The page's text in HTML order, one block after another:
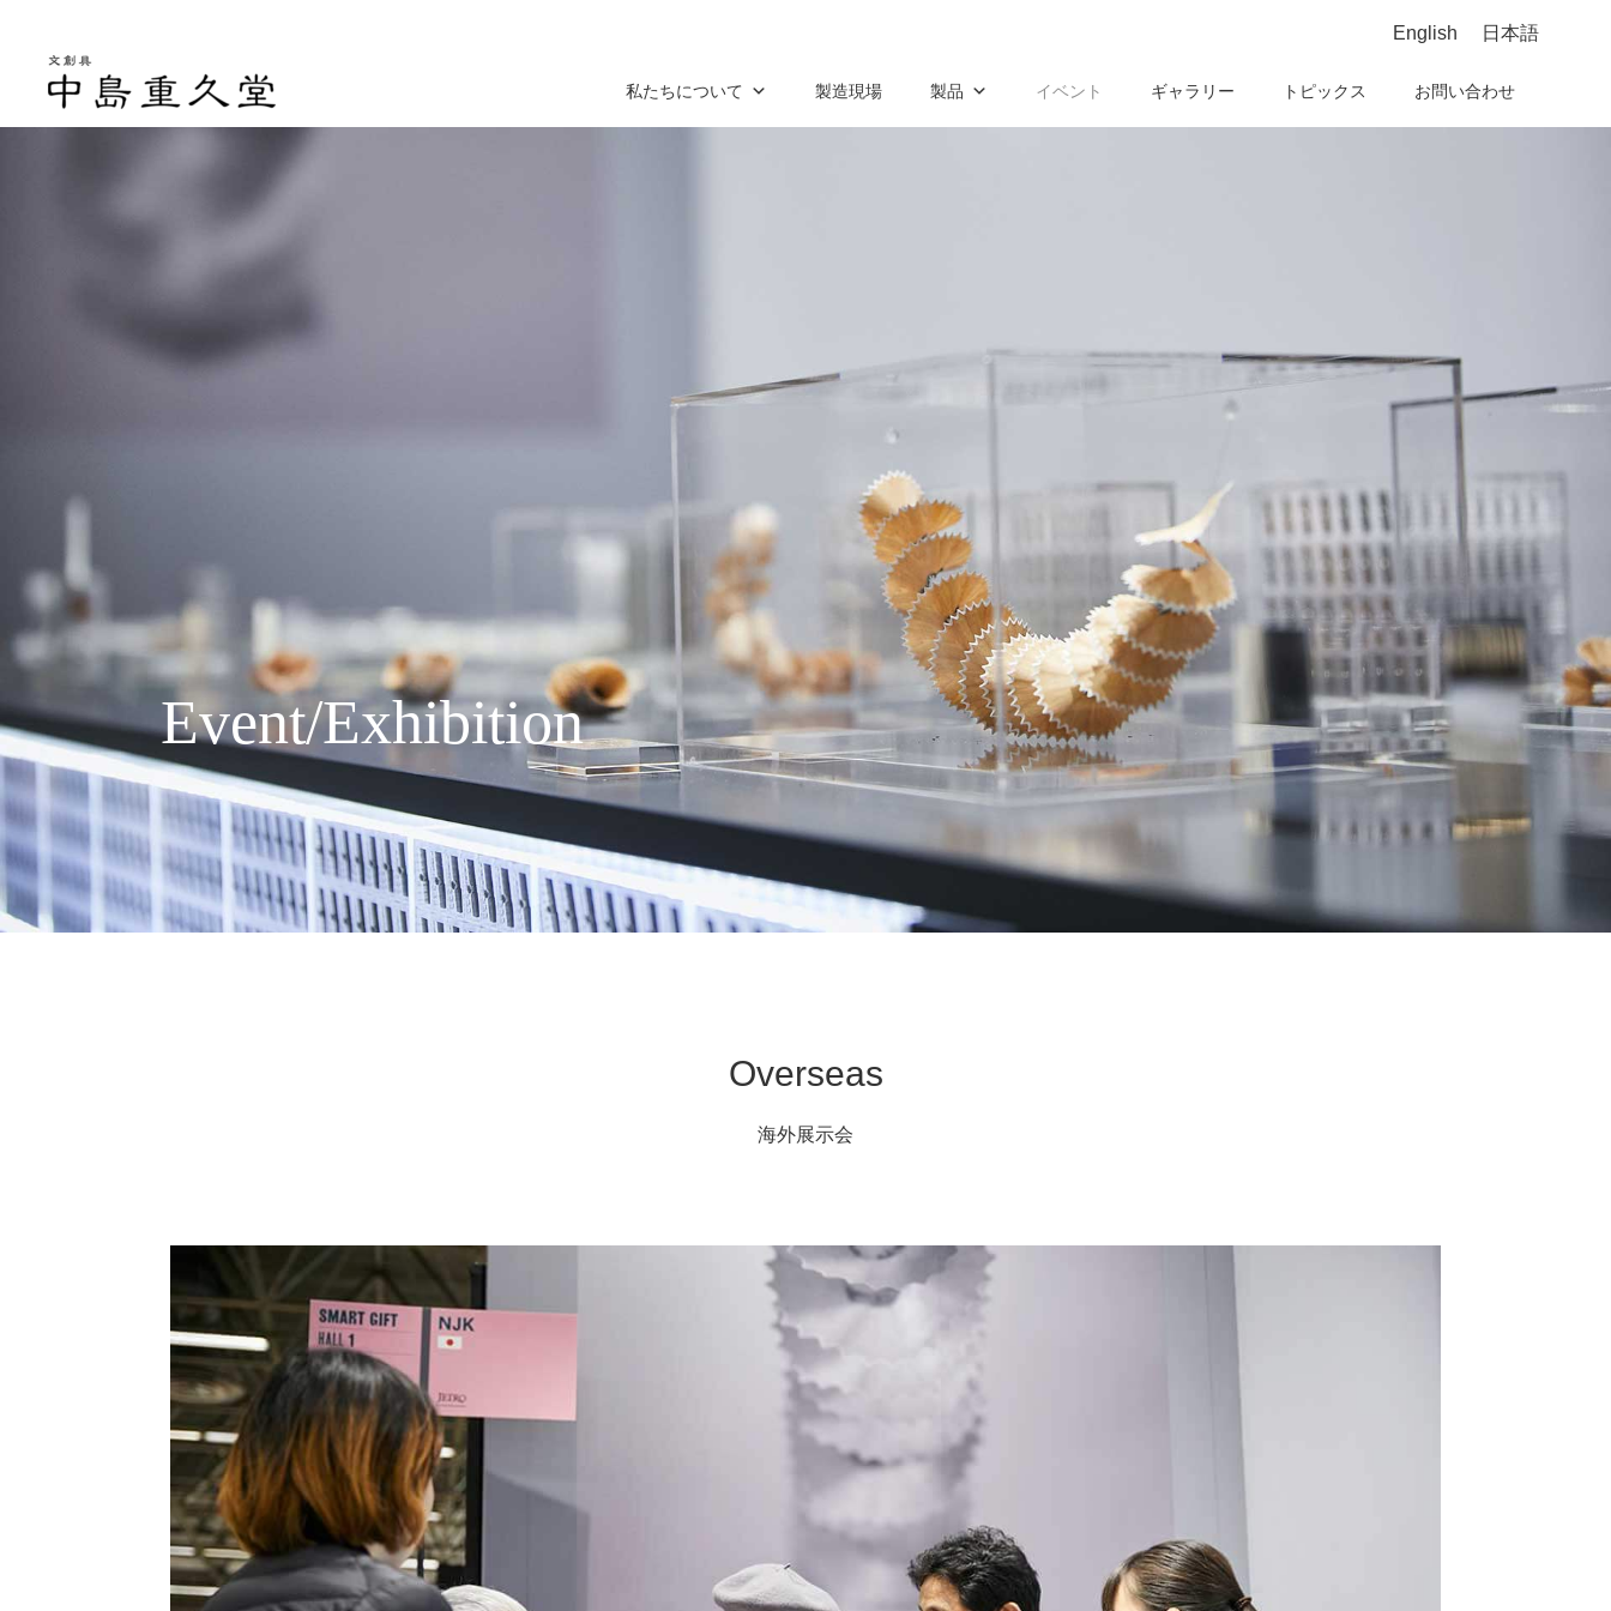
English 日本語
私たちについて 製造現場 製品 イベント ギャラリー トピックス お問い合わせ
Event/Exhibition
Overseas
海外展示会